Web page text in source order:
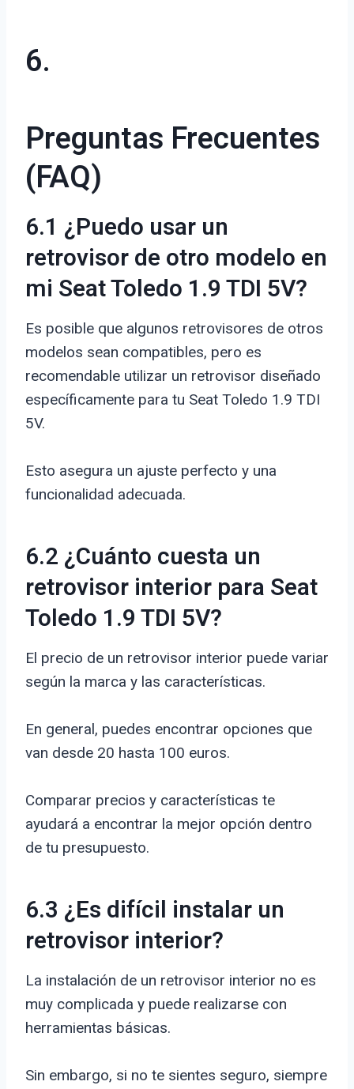
6.
Preguntas Frecuentes
(FAQ)
6.1 ¿Puedo usar un
retrovisor de otro modelo en
mi Seat Toledo 1.9 TDI 5V?
Es posible que algunos retrovisores de otros
modelos sean compatibles, pero es
recomendable utilizar un retrovisor diseñado
específicamente para tu Seat Toledo 1.9 TDI
5V.
Esto asegura un ajuste perfecto y una
funcionalidad adecuada.
6.2 ¿Cuánto cuesta un
retrovisor interior para Seat
Toledo 1.9 TDI 5V?
El precio de un retrovisor interior puede variar
según la marca y las características.
En general, puedes encontrar opciones que
van desde 20 hasta 100 euros.
Comparar precios y características te
ayudará a encontrar la mejor opción dentro
de tu presupuesto.
6.3 ¿Es difícil instalar un
retrovisor interior?
La instalación de un retrovisor interior no es
muy complicada y puede realizarse con
herramientas básicas.
Sin embargo, si no te sientes seguro, siempre